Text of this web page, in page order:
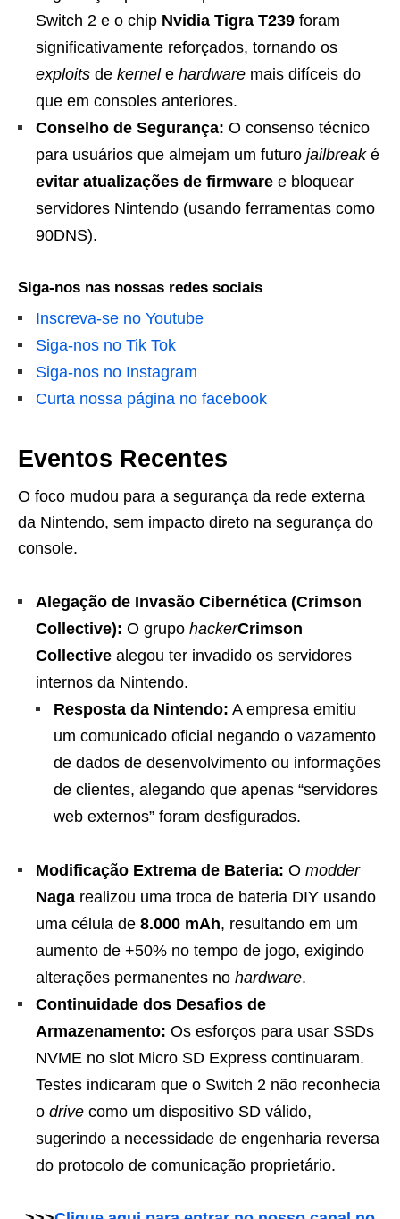
Switch 2 e o chip Nvidia Tigra T239 foram
significativamente reforçados, tornando os
exploits de kernele hardware mais difíceis do
que em consoles anteriores.
Conselho de Segurança: O consenso técnico
para usuários que almejam um futuro jailbreaké
evitar atualizações de firmware e bloquear
servidores Nintendo (usando ferramentas como
90DNS).
Siga-nos nas nossas redes sociais
Inscreva-se no Youtube
Siga-nos no Tik Tok
Siga-nos no Instagram
Curta nossa página no facebook
Eventos Recentes
O foco mudou para a segurança da rede externa
da Nintendo, sem impacto direto na segurança do
console.
Alegação de Invasão Cibernética (Crimson
Collective): O grupo hackerCrimson
Collective alegou ter invadido os servidores
internos da Nintendo.
Resposta da Nintendo: A empresa emitiu
um comunicado oficial negando o vazamento
de dados de desenvolvimento ou informações
de clientes, alegando que apenas “servidores
web externos” foram desfigurados.
Modificação Extrema de Bateria: O modder
Naga realizou uma troca de bateria DIY usando
uma célula de 8.000 mAh, resultando em um
aumento de +50% no tempo de jogo, exigindo
alterações permanentes no hardware.
Continuidade dos Desafios de
Armazenamento: Os esforços para usar SSDs
NVME no slot Micro SD Express continuaram.
Testes indicaram que o Switch 2 não reconhecia
o drive como um dispositivo SD válido,
sugerindo a necessidade de engenharia reversa
do protocolo de comunicação proprietário.